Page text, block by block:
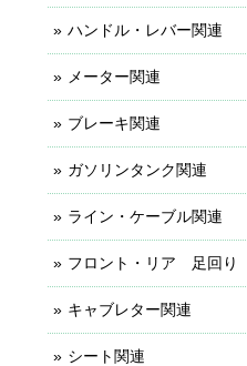
ハンドル・レバー関連
メーター関連
ブレーキ関連
ガソリンタンク関連
ライン・ケーブル関連
フロント・リア 足回り
キャブレター関連
シート関連